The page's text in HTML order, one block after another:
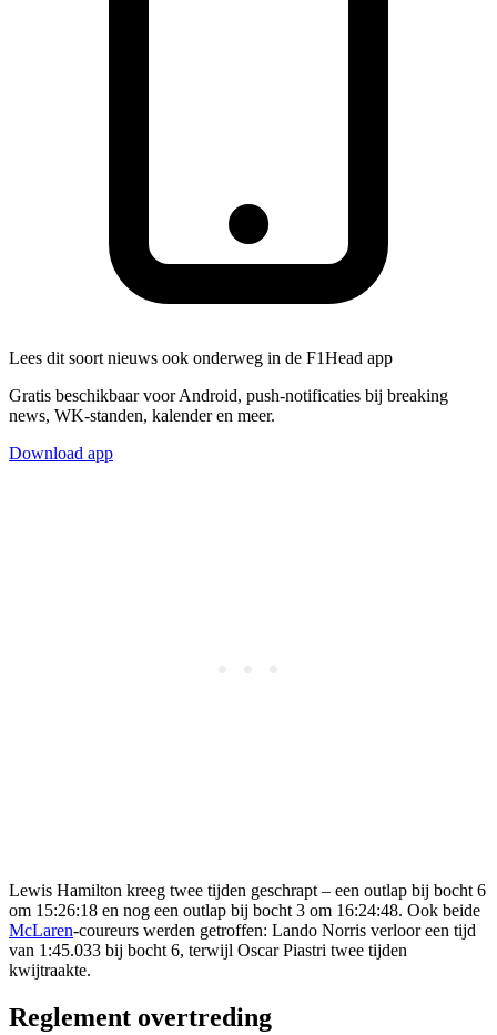
Lees dit soort nieuws ook onderweg in de F1Head app
Gratis beschikbaar voor Android, push-notificaties bij breaking
news, WK-standen, kalender en meer.
Download app
Lewis Hamilton kreeg twee tijden geschrapt – een outlap bij bocht 6
om 15:26:18 en nog een outlap bij bocht 3 om 16:24:48. Ook beide
McLaren-coureurs werden getroffen: Lando Norris verloor een tijd
van 1:45.033 bij bocht 6, terwijl Oscar Piastri twee tijden
kwijtraakte.
Reglement overtreding